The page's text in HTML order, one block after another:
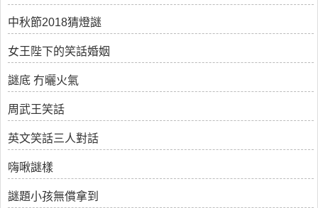
中秋節2018猜燈謎
女王陛下的笑話婚姻
謎底 冇曬火氣
周武王笑話
英文笑話三人對話
嗨啾謎樣
謎題小孩無償拿到